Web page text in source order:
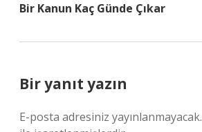
Bir Kanun Kaç Günde Çıkar
Bir yanıt yazın
E-posta adresiniz yayınlanmayacak.